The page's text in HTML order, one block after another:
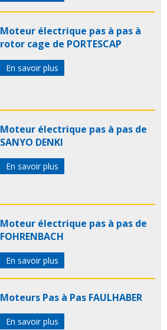
Moteur électrique pas à pas à
rotor cage de PORTESCAP
En savoir plus
Moteur électrique pas à pas de
SANYO DENKI
En savoir plus
Moteur électrique pas à pas de
FOHRENBACH
En savoir plus
Moteurs Pas à Pas FAULHABER
En savoir plus